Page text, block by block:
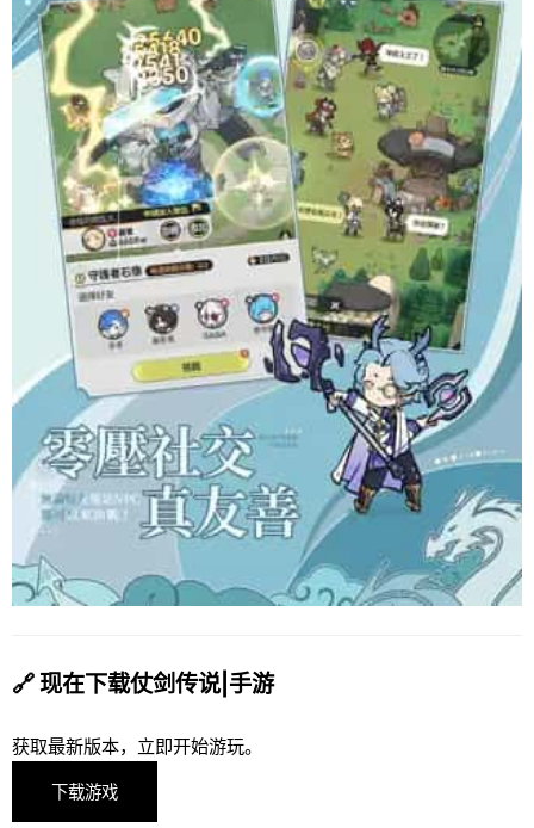
🔗 现在下载仗剑传说|手游
获取最新版本，立即开始游玩。
下载游戏